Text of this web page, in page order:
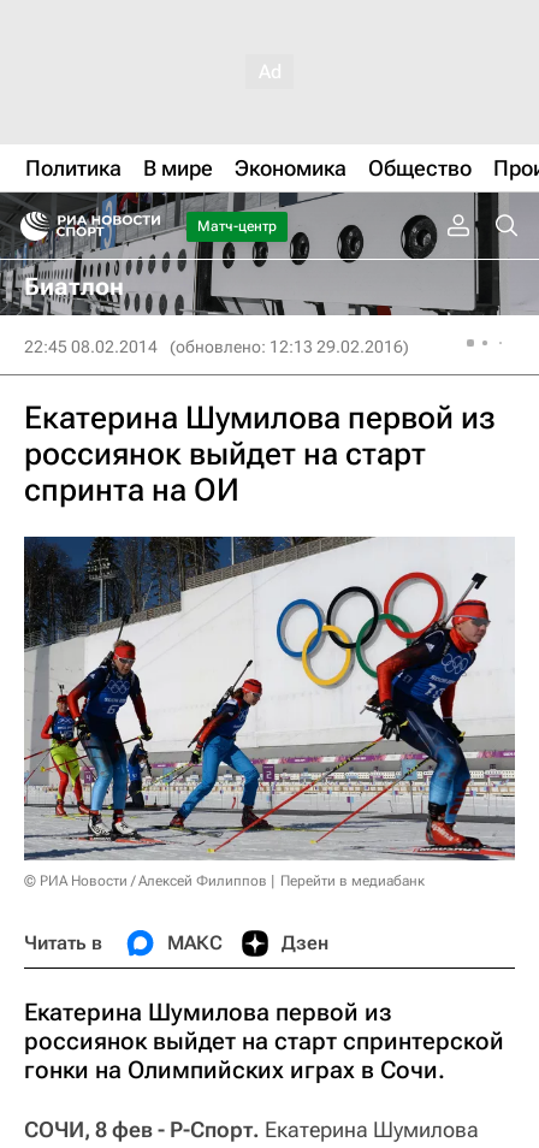
Политика В мире Экономика Общество
Матч-центр
Биатлон
22:45 08.02.2014 (обновлено: 12:13 29.02.2016)
Екатерина Шумилова первой из
россиянок выйдет на старт
спринта на ОИ
© РИА Новости / Алексей Филиппов Перейти в медиабанк
Читать в МАКС Дзен
Екатерина Шумилова первой из
россиянок выйдет на старт спринтерской
гонки на Олимпийских играх в Сочи.
СОЧИ, 8 фев - Р-Спорт. Екатерина Шумилова